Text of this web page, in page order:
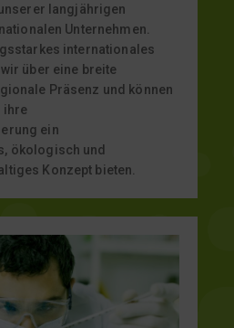
langjährigen
Unternehmen.
internationales
über eine breite
Präsenz und können
ihre
ein
ökologisch und
Konzept bieten.